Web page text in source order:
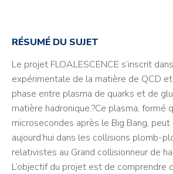
RÉSUMÉ DU SUJET
Le projet FLOALESCENCE s’inscrit
expérimentale de la matière de QCD
phase entre plasma de quarks et de
matière hadronique.?Ce plasma, formé
microsecondes après le Big Bang,
aujourd’hui dans les collisions plomb-
relativistes au Grand collisionneur de
L’objectif du projet est de comprendre